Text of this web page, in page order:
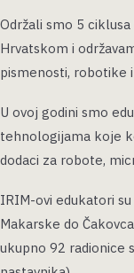
Održali smo 5
Hrvatskom i
pismenosti, robotike
U ovoj godini smo
tehnologijama koje
dodaci za robote,
IRIM-ovi edukatori
Makarske do
ukupno 92 radionice